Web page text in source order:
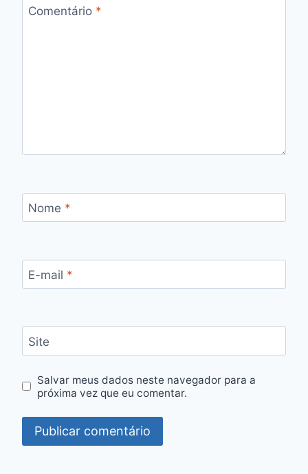
Comentário *
Nome *
E-mail *
Site
Salvar meus dados neste navegador para a
próxima vez que eu comentar.